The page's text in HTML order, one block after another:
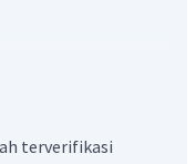
terverifikasi